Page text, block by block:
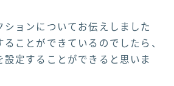
ションについてお伝えしました
ことができているのでしたら、
定することができると思いま